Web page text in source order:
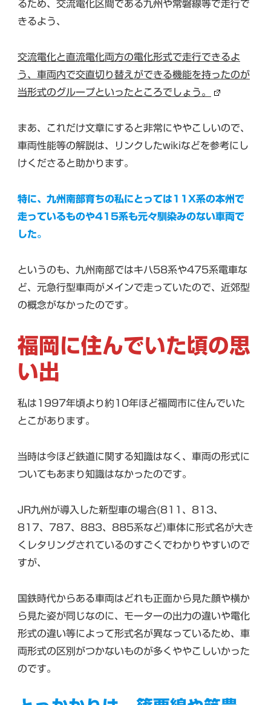
るため、交流電化区間である九州や常磐線等で走行で
きるよう、
交流電化と直流電化両方の電化形式で走行できるよ
う、車両内で交直切り替えができる機能を持ったのが
当形式のグループといったところでしょう。
まあ、これだけ文章にすると非常にややこしいので、
車両性能等の解説は、リンクしたwikiなどを参考にし
けくださると助かります。
特に、九州南部育ちの私にとっては11X系の本州で
走っているものや415系も元々馴染みのない車両で
した。
というのも、九州南部ではキハ58系や475系電車な
ど、元急行型車両がメインで走っていたので、近郊型
の概念がなかったのです。
福岡に住んでいた頃の思
い出
私は1997年頃より約10年ほど福岡市に住んでいた
とこがあります。
当時は今ほど鉄道に関する知識はなく、車両の形式に
ついてもあまり知識はなかったのです。
JR九州が導入した新型車の場合(811、813、
817、787、883、885系など)車体に形式名が大き
くレタリングされているのすごくでわかりやすいので
すが、
国鉄時代からある車両はどれも正面から見た顔や横か
ら見た姿が同じなのに、モーターの出力の違いや電化
形式の違い等によって形式名が異なっているため、車
両形式の区別がつかないものが多くややこしいかった
のです。